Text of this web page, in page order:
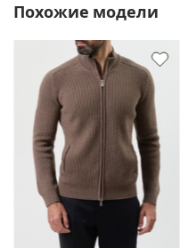
Похожие модели